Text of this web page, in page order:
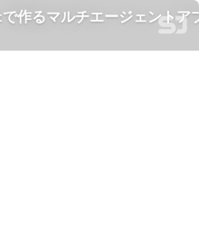
作るマルチエージェントア